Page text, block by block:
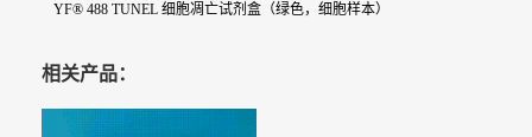
YF® 488 TUNEL 细胞凋亡试剂盒（绿色，细胞样本）
相关产品：